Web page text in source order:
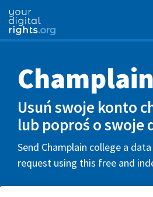
Usuń swoje konto
lub poproś o swoje
Send Champlain college a
request using this free and